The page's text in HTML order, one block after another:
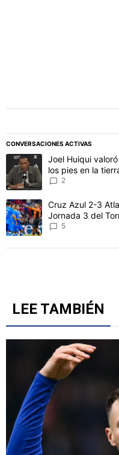
CONVERSACIONES ACTIVAS
Este listado muestra los
Un artículo de tendencia
Joel Huiqui
los pies en la
2
Un artículo de tendencia
Cruz Azul 2-3
Jornada 3 del
5
LEE TAMBIÉN